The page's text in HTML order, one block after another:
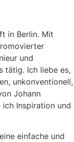
in Berlin. Mit
und
tätig. Ich liebe es,
unkonventionell,
Johann
ich Inspiration und
einfache und